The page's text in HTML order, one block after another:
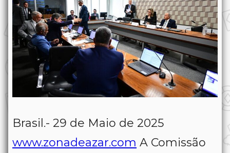
Brasil.- 29 de Maio de 2025
www.zonadeazar.com A Comissão